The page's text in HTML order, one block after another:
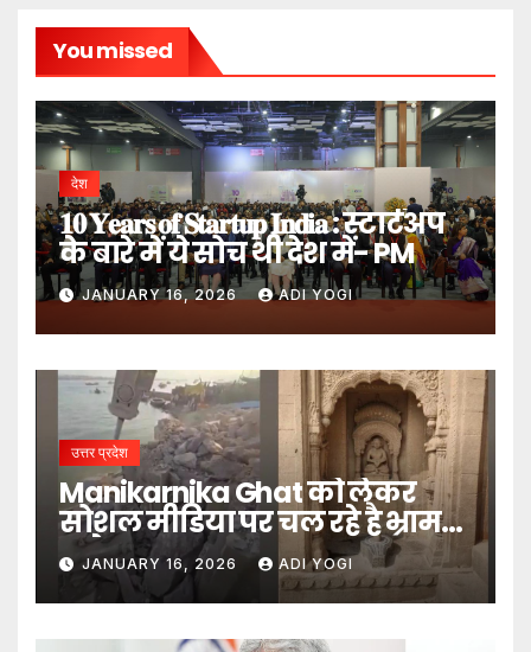
You missed
देश
𝟏𝟎 𝐘𝐞𝐚𝐫𝐬 𝐨𝐟 𝐒𝐭𝐚𝐫𝐭𝐮𝐩 𝐈𝐧𝐝𝐢𝐚 : स्टार्टअप
के बारे में ये सोच थी देश में- PM
JANUARY 16, 2026 ADI YOGI
उत्तर प्रदेश
Manikarnika Ghat को लेकर
सोशल मीडिया पर चल रहे है भ्रामक
दावे- DM
JANUARY 16, 2026 ADI YOGI